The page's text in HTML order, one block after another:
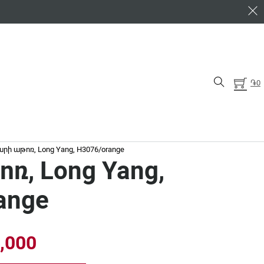
֏0
աթոռ, Long Yang, H3076/orange
Long Yang,
price was: ֏31,000.